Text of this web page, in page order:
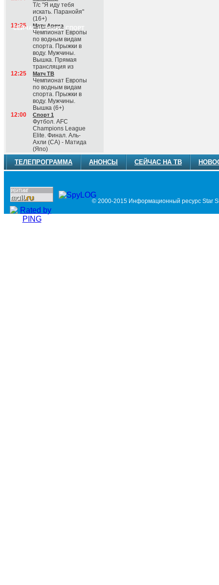
Т/с "Я иду тебя
искать. Паранойя"
(16+)
СЕЙЧАС В ЭФИРЕ: СПОРТ
12:25 Матч Арена
Чемпионат Европы
по водным видам
спорта. Прыжки в
воду. Мужчины.
Вышка. Прямая
трансляция из
12:25
Матч ТВ
Чемпионат Европы
по водным видам
спорта. Прыжки в
воду. Мужчины.
Вышка (6+)
12:00
Спорт 1
Футбол. AFC
Champions League
Elite. Финал. Аль-
Ахли (СА) - Матида
(Япо)
ТЕЛЕПРОГРАММА АНОНСЫ СЕЙЧАС НА ТВ
© 2000-2015 Информационный ресурс Star